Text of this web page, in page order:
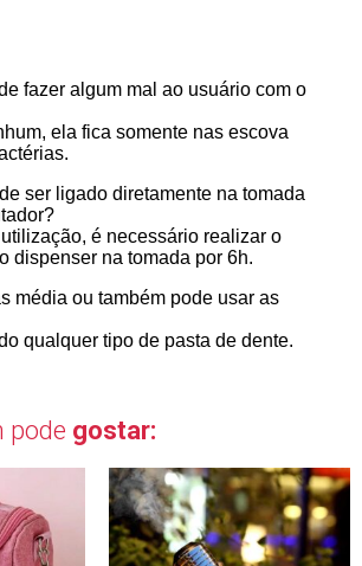
fazer algum mal ao usuário com o
ela fica somente nas escova
ser ligado diretamente na tomada
é necessário realizar o
dispenser na tomada por 6h.
média ou também pode usar as
qualquer tipo de pasta de dente.
pode gostar: